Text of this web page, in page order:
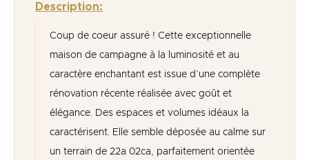
Description:
Coup de coeur assuré ! Cette exceptionnelle
maison de campagne à la luminosité et au
caractère enchantant est issue d’une complète
rénovation récente réalisée avec goût et
élégance. Des espaces et volumes idéaux la
caractérisent. Elle semble déposée au calme sur
un terrain de 22a 02ca, parfaitement orientée